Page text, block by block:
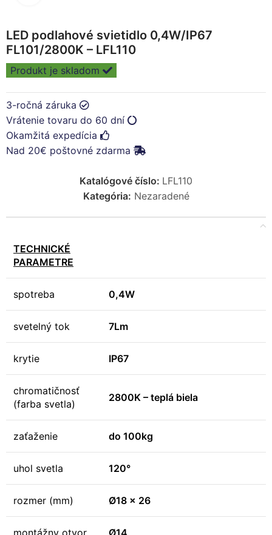
LED podlahové svietidlo 0,4W/IP67
FL101/2800K – LFL110
Produkt je skladom
3-ročná záruka
Vrátenie tovaru do 60 dní
Okamžitá expedícia
Nad 20€ poštovné zdarma
Katalógové číslo: LFL110
Kategória: Nezaradené
TECHNICKÉ
PARAMETRE
spotreba 0,4W
svetelný tok 7Lm
krytie IP67
chromatičnosť
(farba svetla)
2800K – teplá biela
zaťaženie do 100kg
uhol svetla 120°
rozmer (mm) Ø18 x 26
montážny otvor Ø14